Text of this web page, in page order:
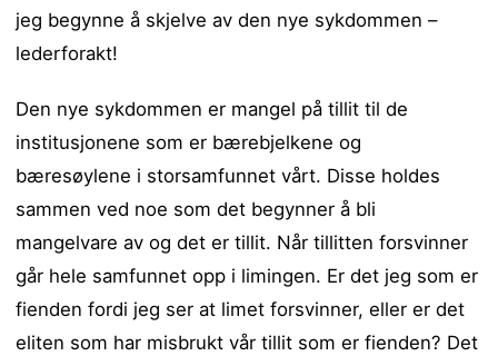
jeg begynne å skjelve av den nye sykdommen –
lederforakt!
Den nye sykdommen er mangel på tillit til de
institusjonene som er bærebjelkene og
bæresøylene i storsamfunnet vårt. Disse holdes
sammen ved noe som det begynner å bli
mangelvare av og det er tillit. Når tillitten forsvinner
går hele samfunnet opp i limingen. Er det jeg som er
fienden fordi jeg ser at limet forsvinner, eller er det
eliten som har misbrukt vår tillit som er fienden? Det